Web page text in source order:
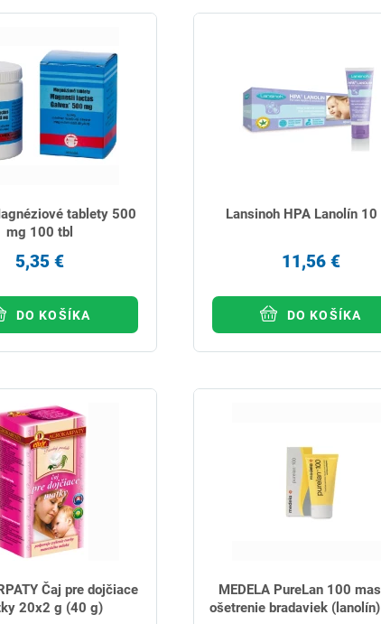
tablety 500
mg 100 tbl
5,35 €
DO KOŠÍKA
Lansinoh HPA Lanolín 10
11,56 €
DO KOŠÍKA
Čaj pre dojčiace
20x2 g (40 g)
MEDELA PureLan 100
ošetrenie bradaviek